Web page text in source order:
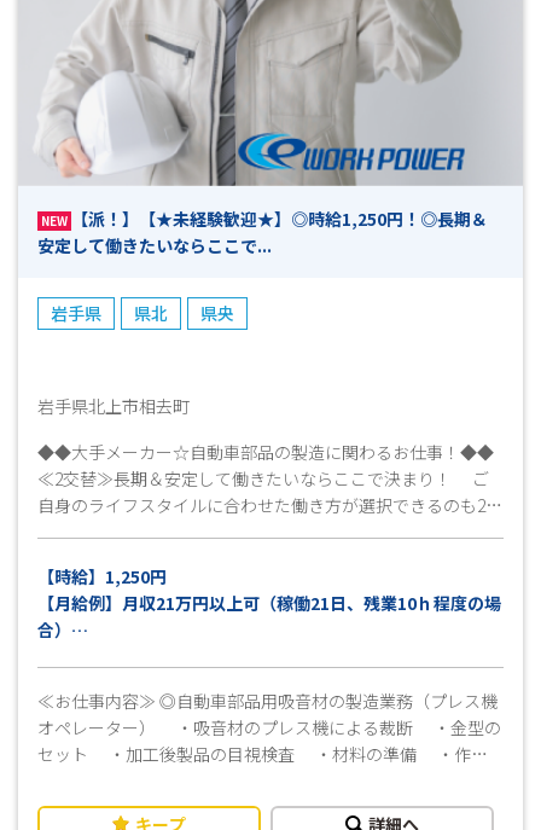
NEW
【派！】【★未経験歓迎★】◎時給1,250円！◎長期＆
安定して働きたいならここで...
岩手県 県北 県央
岩手県北上市相去町
◆◆大手メーカー☆自動車部品の製造に関わるお仕事！◆◆
≪2交替≫長期＆安定して働きたいならここで決まり！ ご
自身のライフスタイルに合わせた働き方が選択できるのも2交
い♪ ≪事前に工場見学ができます！≫ 即日勤務OK！ 勤
務スタート日はご相談可能です！ご就業中の方もお気軽にご
相談ください！
【時給】1,250円
【月給例】月収21万円以上可（稼働21日、残業10ｈ程度の場
合）
≪お仕事内容≫ ◎自動車部品用吸音材の製造業務（プレス機
オペレーター） ・吸音材のプレス機による裁断 ・金型の
セット ・加工後製品の目視検査 ・材料の準備 ・作業
（手袋） ┏
キープ 詳細へ